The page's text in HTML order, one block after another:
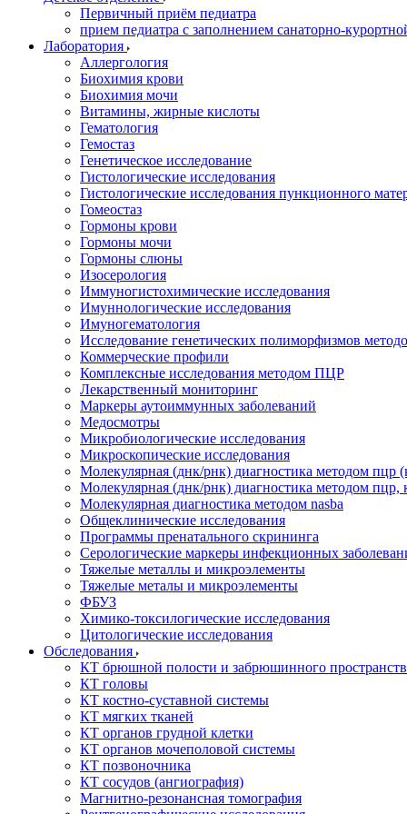
Первичный приём педиатра
прием педиатра с заполнением санаторно-
Лаборатория
Аллергология
Биохимия крови
Биохимия мочи
Витамины, жирные кислоты
Гематология
Гемостаз
Генетическое исследование
Гистологические исследования
Гистологические исследования пункционного
Гомеостаз
Гормоны крови
Гормоны мочи
Гормоны слюны
Изосерология
Иммуногистохимические исследования
Имуннологические исследования
Имуногематология
Исследование генетических полиморфизмов
Коммерческие профили
Комплексные исследования методом ПЦР
Лекарственный мониторинг
Маркеры аутоиммунных заболеваний
Медосмотры
Микробиологические исследования
Микроскопические исследования
Молекулярная (днк/рнк) диагностика методом пцр
Молекулярная (днк/рнк) диагностика методом пцр,
Молекулярная диагностика методом nasba
Общеклинические исследования
Программы пренатального скрининга
Серологические маркеры инфекционных
Тяжелые металлы и микроэлементы
Тяжелые металы и микроэлементы
ФБУЗ
Химико-токсилогические исследования
Цитологические исследования
Обследования
КТ брюшной полости и забрюшинного
КТ головы
КТ костно-суставной системы
КТ мягких тканей
КТ органов грудной клетки
КТ органов мочеполовой системы
КТ позвоночника
КТ сосудов (ангиография)
Магнитно-резонансная томография